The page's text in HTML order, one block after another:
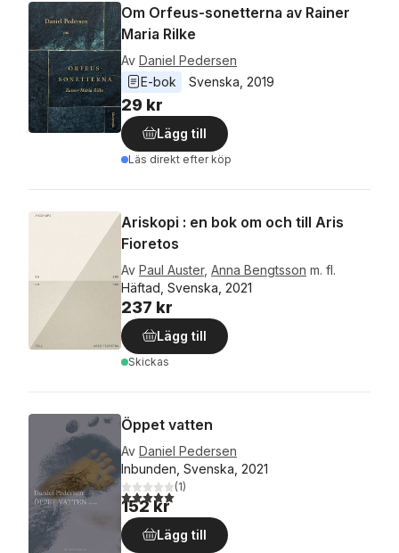
Om Orfeus-sonetterna av Rainer
Maria Rilke
Av Daniel Pedersen
E-bok
Svenska 2019
29 kr
Lägg till
Läs direkt efter köp
Ariskopi : en bok om och till Aris
Fioretos
Av Paul Auster, Anna Bengtsson m. fl.
Häftad, Svenska, 2021
237 kr
Lägg till
Skickas
Öppet vatten
Av Daniel Pedersen
Inbunden, Svenska, 2021
5,0utav 5 stjärnor. Totalt antal röster:
(1)
152 kr
Lägg till